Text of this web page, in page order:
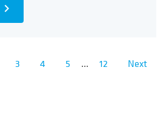
navigate_next
3 4 5 ... 12 Next